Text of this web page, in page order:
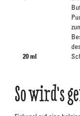
20 ml
So wird's